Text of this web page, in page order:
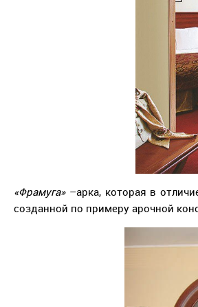
«Фрамуга» –арка, которая в
созданной по примеру арочной